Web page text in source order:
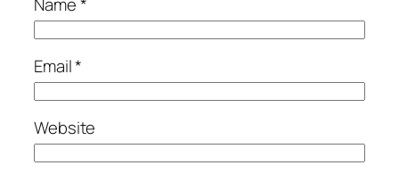
Email*
Website